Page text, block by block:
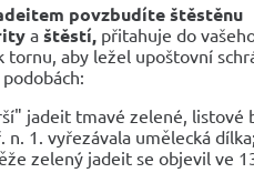
povzbudíte štěstěnu
a štěstí, přitahuje do
aby ležel upoštovní
jadeit tmavé zelené, listové
n. 1. vyřezávala umělecká
zelený jadeit se objevil ve